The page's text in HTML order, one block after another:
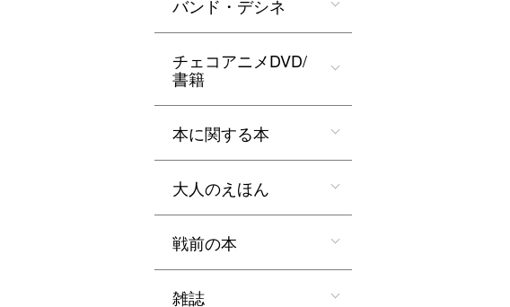
バンド・デシネ
チェコアニメDVD/
書籍
本に関する本
大人のえほん
戦前の本
雑誌